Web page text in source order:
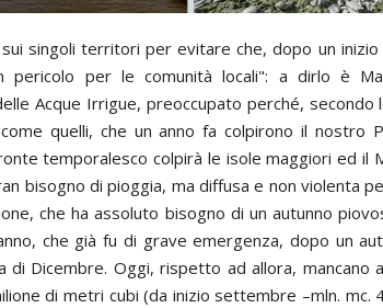
singoli territori per evitare che, dopo un
per le comunità locali": a dirlo è
Acque Irrigue, preoccupato perché, secondo
quelli, che un anno fa colpirono il nostro
temporalesco colpirà le isole maggiori ed il
bisogno di pioggia, ma diffusa e non violenta
che ha assoluto bisogno di un autunno
che già fu di grave emergenza, dopo un
Dicembre. Oggi, rispetto ad allora, mancano
di metri cubi (da inizio settembre –mln. mc.